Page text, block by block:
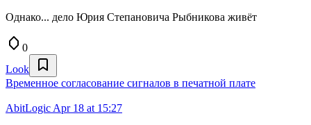
Однако... дело Юрия Степановича Рыбникова живёт
0
Look
Временное согласование сигналов в печатной плате
AbitLogic Apr 18 at 15:27